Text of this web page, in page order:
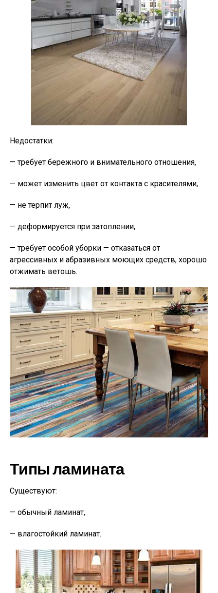
Недостатки:
— требует бережного и внимательного отношения,
— может изменить цвет от контакта с красителями,
— не терпит луж,
— деформируется при затоплении,
— требует особой уборки — отказаться от
агрессивных и абразивных моющих средств, хорошо
отжимать ветошь.
Типы ламината
Существуют:
— обычный ламинат,
— влагостойкий ламинат.